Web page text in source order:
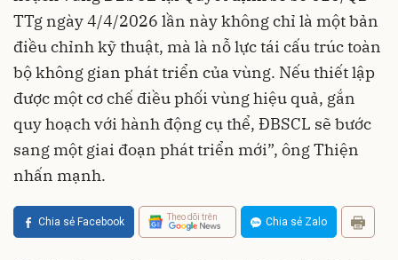
TTg ngày 4/4/2026 lần này không chỉ là một bản
điều chỉnh kỹ thuật, mà là nỗ lực tái cấu trúc toàn
bộ không gian phát triển của vùng. Nếu thiết lập
được một cơ chế điều phối vùng hiệu quả, gắn
quy hoạch với hành động cụ thể, ĐBSCL sẽ bước
sang một giai đoạn phát triển mới”, ông Thiện
nhấn mạnh.
Chia sẻ Facebook Theo dõi trên Chia sẻ Zalo